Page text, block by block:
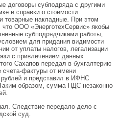
договоры субподряда с другими
и справки о стоимости
товарные накладные. При этом
ООО «ЭнерготехСервис» якобы
субподрядчиками работы,
для придания видимости
от уплаты налогов, легализации
с привлечением данных
Сахапов передал в бухгалтерию
фактуры от имени
и представил в ИФНС
образом, сумма НДС незаконно
Следствие передало дело с
суд.